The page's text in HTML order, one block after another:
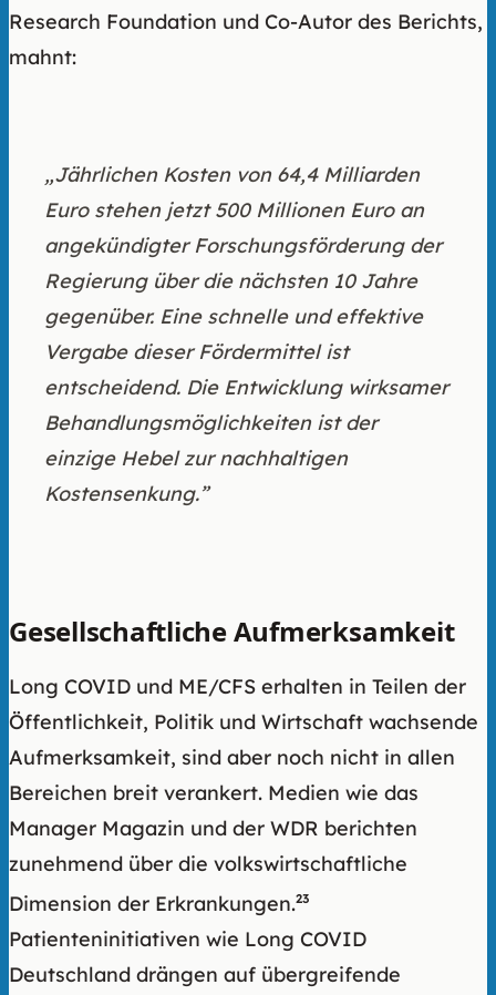
Research Foundation und Co-Autor des Berichts,
mahnt:
„Jährlichen Kosten von 64,4 Milliarden
Euro stehen jetzt 500 Millionen Euro an
angekündigter Forschungsförderung der
Regierung über die nächsten 10 Jahre
gegenüber. Eine schnelle und effektive
Vergabe dieser Fördermittel ist
entscheidend. Die Entwicklung wirksamer
Behandlungsmöglichkeiten ist der
einzige Hebel zur nachhaltigen
Kostensenkung.”
Gesellschaftliche Aufmerksamkeit
Long COVID und ME/CFS erhalten in Teilen der
Öffentlichkeit, Politik und Wirtschaft wachsende
Aufmerksamkeit, sind aber noch nicht in allen
Bereichen breit verankert. Medien wie das
Manager Magazin und der WDR berichten
zunehmend über die volkswirtschaftliche
Dimension der Erkrankungen.23
Patienteninitiativen wie Long COVID
Deutschland drängen auf übergreifende